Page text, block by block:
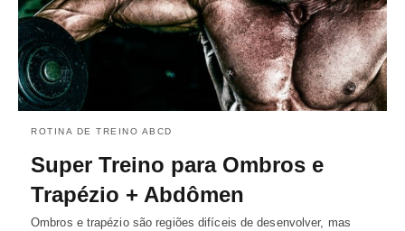
ROTINA DE TREINO ABCD
Super Treino para Ombros e
Trapézio + Abdômen
Ombros e trapézio são regiões difíceis de desenvolver, mas